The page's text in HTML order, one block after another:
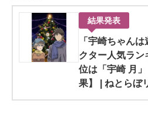
結果発表
「宇崎ちゃん
クター人気ラ
位は「宇崎 月
果】 | ねとらぼ